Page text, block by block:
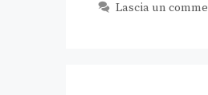
Lascia un